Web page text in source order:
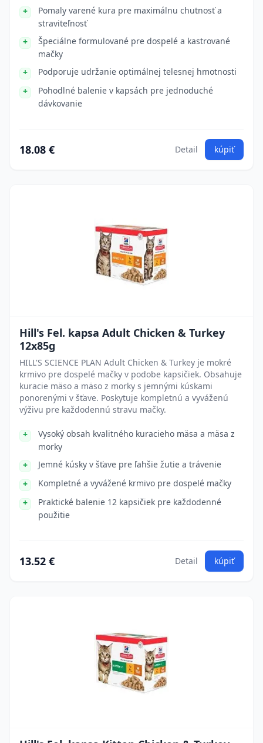
Pomaly varené kura pre maximálnu chutnosť a
straviteľnosť
Špeciálne formulované pre dospelé a kastrované
mačky
Podporuje udržanie optimálnej telesnej hmotnosti
Pohodlné balenie v kapsách pre jednoduché
dávkovanie
18.08 € Detail kúpiť
Hill's Fel. kapsa Adult Chicken & Turkey
12x85g
HILL'S SCIENCE PLAN Adult Chicken & Turkey je mokré
krmivo pre dospelé mačky v podobe kapsičiek. Obsahuje
kuracie mäso a mäso z morky s jemnými kúskami
ponorenými v šťave. Poskytuje kompletnú a vyváženú
výživu pre každodennú stravu mačky.
Vysoký obsah kvalitného kuracieho mäsa a mäsa z
morky
Jemné kúsky v šťave pre ľahšie žutie a trávenie
Kompletné a vyvážené krmivo pre dospelé mačky
Praktické balenie 12 kapsičiek pre každodenné
použitie
13.52 € Detail kúpiť